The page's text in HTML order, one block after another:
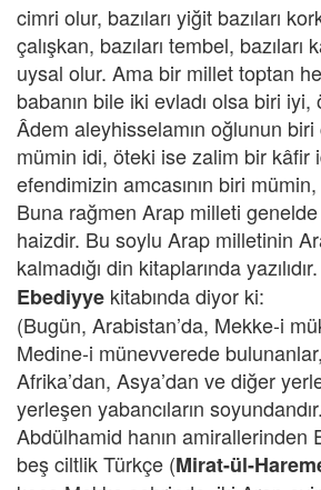
cimri olur, bazıları yiğit bazıları
çalışkan, bazıları tembel, bazıları
uysal olur. Ama bir millet toptan
babanın bile iki evladı olsa biri
Âdem aleyhisselamın oğlunun
mümin idi, öteki ise zalim bir kâfir
efendimizin amcasının biri mümin,
Buna rağmen Arap milleti
haizdir. Bu soylu Arap milletinin
kalmadığı din kitaplarında yazılıdır.
Ebediyye kitabında diyor ki:
(Bugün, Arabistan’da, Mekke-i
Medine-i münevverede
Afrika’dan, Asya’dan ve diğer
yerleşen yabancıların
Abdülhamid hanın amirallerinden
beş ciltlik Türkçe (Mirat-ül-